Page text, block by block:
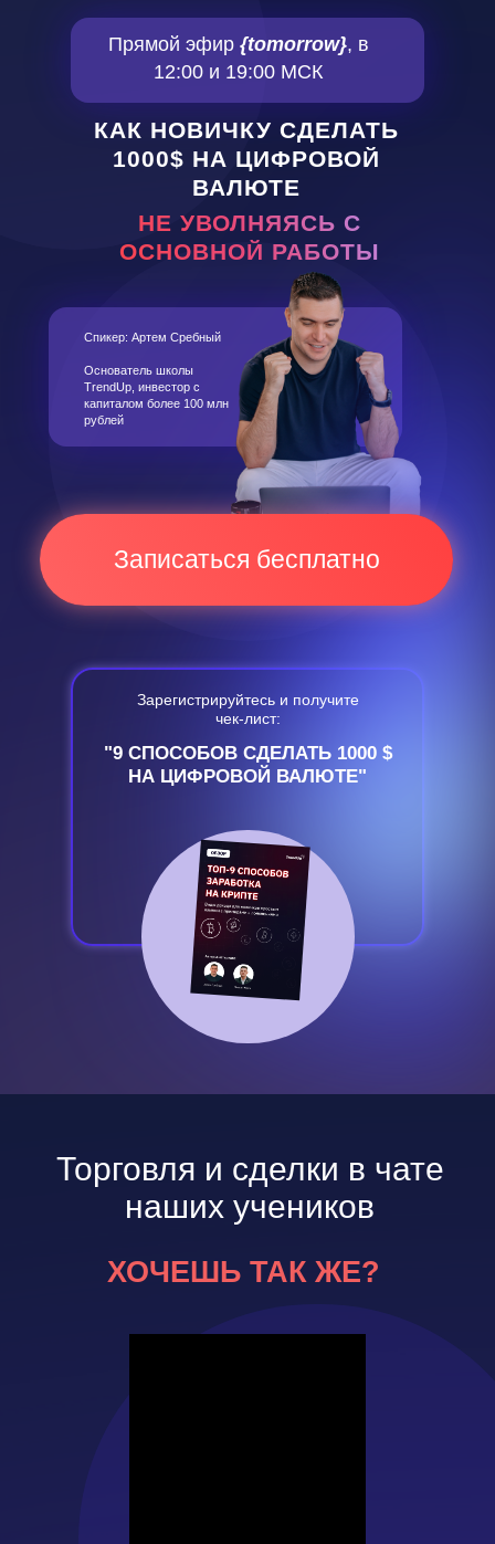
КАК НОВИЧКУ СДЕЛАТЬ
1000$ НА ЦИФРОВОЙ
ВАЛЮТЕ
Зарегистрируйтесь и получите
чек-лист:
"9 СПОСОБОВ СДЕЛАТЬ 1000 $
НА ЦИФРОВОЙ ВАЛЮТЕ"
Спикер: Артем Сребный
Основатель школы
TrendUp, инвестор с
капиталом более 100 млн
рублей
НЕ УВОЛНЯЯСЬ С
ОСНОВНОЙ РАБОТЫ
Прямой эфир {tomorrow}, в
12:00 и 19:00 МСК
Записаться бесплатно
Торговля и сделки в чате
наших учеников
ХОЧЕШЬ ТАК ЖЕ?